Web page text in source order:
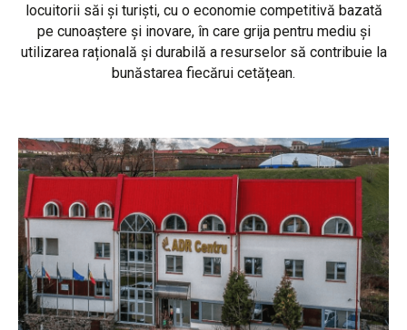
locuitorii săi și turiști, cu o economie competitivă bazată
pe cunoaștere și inovare, în care grija pentru mediu și
utilizarea rațională și durabilă a resurselor să contribuie la
bunăstarea fiecărui cetățean.